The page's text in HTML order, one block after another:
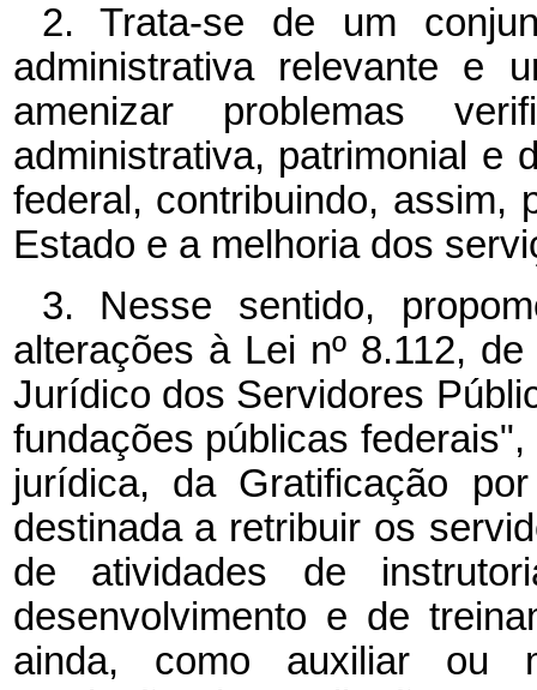
2. Trata-se de um
administrativa relevante e
amenizar problemas
administrativa, patrimonial e
federal, contribuindo, assim,
Estado e a melhoria dos
3. Nesse sentido,
alterações à Lei nº 8.112,
Jurídico dos Servidores
fundações públicas
jurídica, da Gratificação
destinada a retribuir os
de atividades de
desenvolvimento e de
ainda, como auxiliar ou